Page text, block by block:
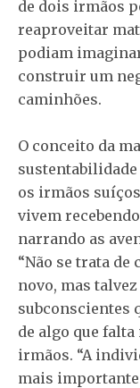
de dois irmãos
reaproveitar
podiam
construir um
caminhões.
O conceito da
os irmãos
vivem
narrando as
“Não se trata
novo, mas
subconscientes
de algo que
irmãos. “A
mais importante